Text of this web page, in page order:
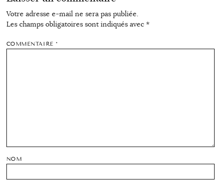
Votre adresse e-mail ne sera pas publiée.
Les champs obligatoires sont indiqués avec *
COMMENTAIRE*
NOM